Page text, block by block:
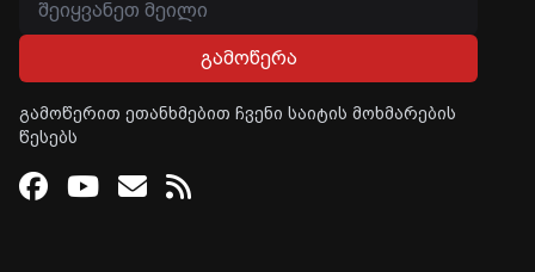
გამოწერა
გამოწერით ეთანხმებით ჩვენი საიტის მოხმარების
წესებს
Facebook
Youtube
Email
RSS